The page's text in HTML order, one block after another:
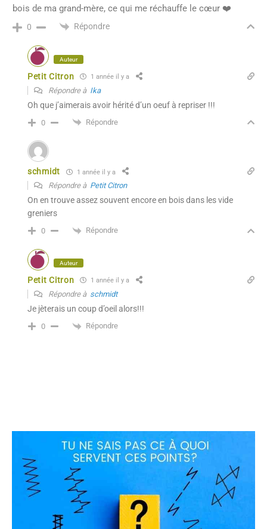
bois de ma grand-mère, ce qui me réchauffe le cœur ❤️
0 Répondre
Auteur
Petit Citron 1 année il y a
Répondre à Ika
Oh que j’aimerais avoir hérité d’un oeuf à repriser !!!
0 Répondre
schmidt 1 année il y a
Répondre à Petit Citron
On en trouve assez souvent encore en bois dans les vide
greniers
0 Répondre
Auteur
Petit Citron 1 année il y a
Répondre à schmidt
Je jèterais un coup d’oeil alors!!!
0 Répondre